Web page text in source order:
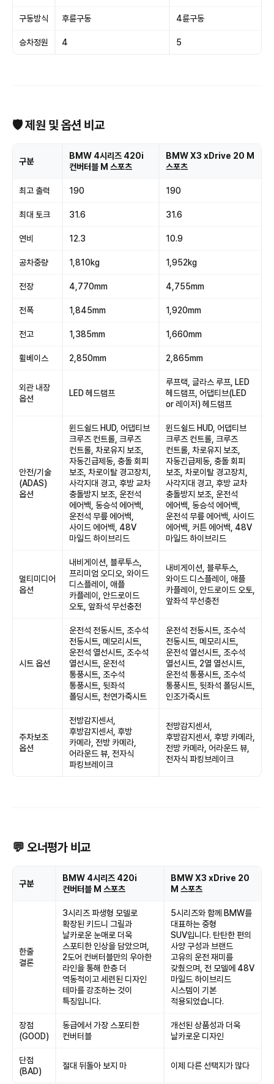
구동방식 후륜구동 4륜구동
승차정원 4 5
🛡 제원 및 옵션 비교
구분
BMW 4시리즈 420i
컨버터블 M 스포츠
BMW X3 xDrive 20 M
스포츠
최고 출력 190 190
최대 토크 31.6 31.6
연비 12.3 10.9
공차중량 1,810kg 1,952kg
전장 4,770mm 4,755mm
전폭 1,845mm 1,920mm
전고 1,385mm 1,660mm
휠베이스 2,850mm 2,865mm
외관 내장
옵션
LED 헤드램프
루프랙, 글라스 루프, LED
헤드램프, 어댑티브(LED
or 레이저) 헤드램프
안전/기술
(ADAS)
옵션
윈드쉴드 HUD, 어댑티브
크루즈 컨트롤, 크루즈
컨트롤, 차로유지 보조,
자동긴급제동, 충돌 회피
보조, 차로이탈 경고장치,
사각지대 경고, 후방 교차
충돌방지 보조, 운전석
에어백, 동승석 에어백,
운전석 무릎 에어백,
사이드 에어백, 48V
마일드 하이브리드
윈드쉴드 HUD, 어댑티브
크루즈 컨트롤, 크루즈
컨트롤, 차로유지 보조,
자동긴급제동, 충돌 회피
보조, 차로이탈 경고장치,
사각지대 경고, 후방 교차
충돌방지 보조, 운전석
에어백, 동승석 에어백,
운전석 무릎 에어백, 사이드
에어백, 커튼 에어백, 48V
마일드 하이브리드
멀티미디어
옵션
내비게이션, 블루투스,
프리미엄 오디오, 와이드
디스플레이, 애플
카플레이, 안드로이드
오토, 앞좌석 무선충전
내비게이션, 블루투스,
와이드 디스플레이, 애플
카플레이, 안드로이드 오토,
앞좌석 무선충전
시트 옵션
운전석 전동시트, 조수석
전동시트, 메모리시트,
운전석 열선시트, 조수석
열선시트, 운전석
통풍시트, 조수석
통풍시트, 뒷좌석
폴딩시트, 천연가죽시트
운전석 전동시트, 조수석
전동시트, 메모리시트,
운전석 열선시트, 조수석
열선시트, 2열 열선시트,
운전석 통풍시트, 조수석
통풍시트, 뒷좌석 폴딩시트,
인조가죽시트
주차보조
옵션
전방감지센서,
후방감지센서, 후방
카메라, 전방 카메라,
어라운드 뷰, 전자식
파킹브레이크
전방감지센서,
후방감지센서, 후방 카메라,
전방 카메라, 어라운드 뷰,
전자식 파킹브레이크
💬 오너평가 비교
구분
BMW 4시리즈 420i
컨버터블 M 스포츠
BMW X3 xDrive 20
M 스포츠
한줄
결론
3시리즈 파생형 모델로
확장된 키드니 그릴과
날카로운 눈매로 더욱
스포티한 인상을 담았으며,
2도어 컨버터블만의 우아한
라인을 통해 한층 더
역동적이고 세련된 디자인
테마를 강조하는 것이
특징입니다.
5시리즈와 함께 BMW를
대표하는 중형
SUV입니다. 탄탄한 편의
사양 구성과 브랜드
고유의 운전 재미를
갖췄으며, 전 모델에 48V
마일드 하이브리드
시스템이 기본
적용되었습니다.
장점
(GOOD)
동급에서 가장 스포티한
컨버터블
개선된 상품성과 더욱
날카로운 디자인
단점
(BAD)
절대 뒤돌아 보지 마 이제 다른 선택지가 많다